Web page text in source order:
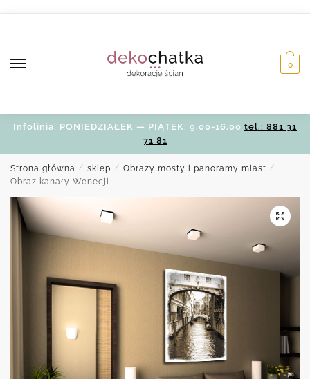
0
Infolinia: PONIEDZIAŁEK — PIĄTEK: 9.00-16.00 tel.: 881 31
71 81
Strona główna / sklep / Obrazy mosty i panoramy miast /
Obraz kanały Wenecji